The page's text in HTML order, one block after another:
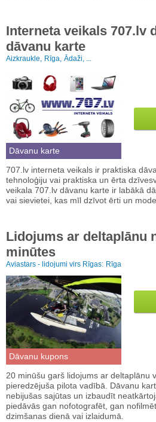
Interneta veikals 707.lv
dāvanu karte
Aizkraukle, Rīga, Ādaži, ...
Dāvanu karte
707.lv interneta veikals ir praktiska
tehnoloģiju vai praktiska un ērta
veikala 707.lv dāvanu karte ir labākā
vai sievietei, kas mīl dzīvot ērti un
Lidojums ar deltaplānu
minūtes
Aviastars - lidojumi virs Rīgas: Rīga
Dāvanu kupons
20 minūšu garš lidojums ar deltaplānu
pieredzējuša pilota vadībā. Dāvanu
nebijušas sajūtas un izbaudīt
piedāvās gan nofotografēt, gan
dzimšanas dienā vai izlaidumā.